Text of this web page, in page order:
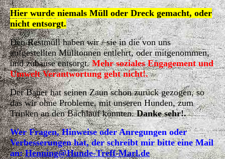
Hier wurde niemals Müll oder Dreck gemacht, oder
nicht entsorgt.
Den Restmüll haben wir / sie in die von uns
aufgestellten Mülltonnen entlehrt, oder mitgenommen,
und zuhause entsorgt.Mehr soziales Engagement und
Umwelt Verantwortung geht nicht!.
Der Bauer hat seinen Zaun schon zurück gezogen, so
das wir ohne Probleme, mit unseren Hunden, zum
Trinken an den Bachlauf könnten.Danke sehr!.
Wer Fragen, Hinweise oder Anregungen oder
Verbesserungen hat, der schreibt mir bitte eine Mail
an:Henning@Hunde-Treff-Marl.de